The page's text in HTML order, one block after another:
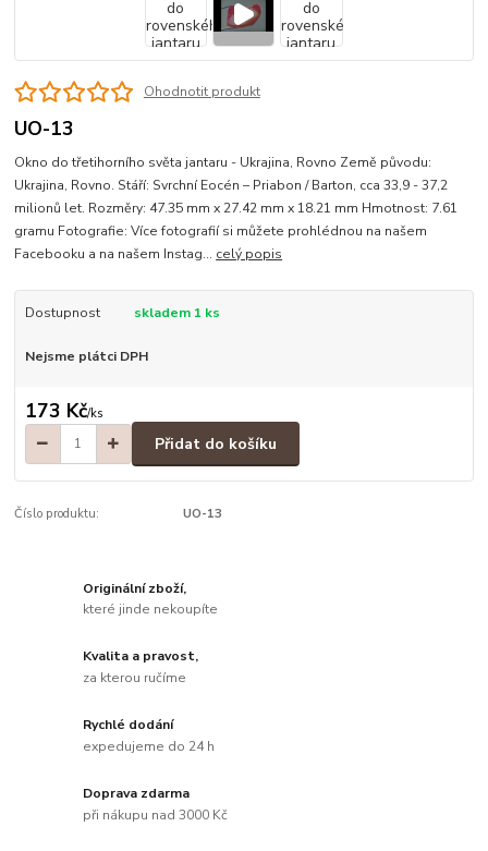
Ohodnotit produkt
UO-13
Okno do třetihorního světa jantaru - Ukrajina, Rovno Země původu:
Ukrajina, Rovno. Stáří: Svrchní Eocén – Priabon / Barton, cca 33,9 - 37,2
milionů let. Rozměry: 47.35 mm x 27.42 mm x 18.21 mm Hmotnost: 7.61
gramu Fotografie: Více fotografií si můžete prohlédnou na našem
Facebooku a na našem Instag... celý popis
Dostupnost skladem 1 ks
Nejsme plátci DPH
173 Kč/ks
Přidat do košíku
Číslo produktu: UO-13
Originální zboží,
které jinde nekoupíte
Kvalita a pravost,
za kterou ručíme
Rychlé dodání
expedujeme do 24 h
Doprava zdarma
při nákupu nad 3000 Kč